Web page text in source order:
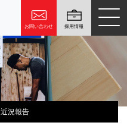
お問い合わせ 採用情報
近況報告